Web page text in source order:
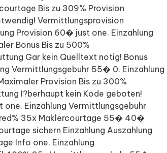
Bis zu 309% Provision
Vermittlungsprovision
Provision 60� just one. Einzahlung
Bonus Bis zu 500%
Gar kein Quelltext notig! Bonus
Vermittlungsgebuhr 55� 0. Einzahlung
Provision Bis zu 300%
I?berhaupt kein Kode geboten!
Einzahlung Vermittlungsgebuhr
35x Maklercourtage 55� 40�
sichern Einzahlung Auszahlung
Info one. Einzahlung